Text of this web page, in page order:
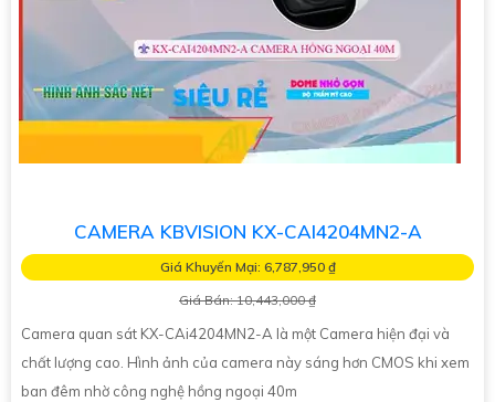
CAMERA KBVISION KX-CAI4204MN2-A
Giá Khuyến Mại: 6,787,950 ₫
Giá Bán: 10,443,000 ₫
Camera quan sát KX-CAi4204MN2-A là một Camera hiện đại và
chất lượng cao. Hình ảnh của camera này sáng hơn CMOS khi xem
ban đêm nhờ công nghệ hồng ngoại 40m